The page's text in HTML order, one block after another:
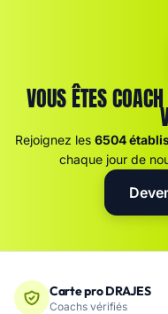
VOUS ÊTES
Rejoignez les 6504
chaque jour de
Carte pro DRAJES
Coachs vérifiés